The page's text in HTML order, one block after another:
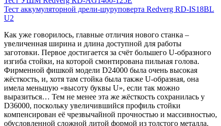
Тест аккумуляторной дрели-шуруповерта Redverg RD-IS18BL
U2
Как уже говорилось, главные отличия нового станка –
увеличенная ширина и длина доступной для работы
заготовки. Первое достигается за счёт большего U-образного
изгиба стойки, на которой смонтирована пильная голова.
Фирменной фишкой модели D24000 была очень высокая
жёсткость, и, хотя там стойка была также U-образная, она
имела меньшую «высоту буквы U», если так можно
выразиться… Тем не менее эта же жёсткость сохранилась у
D36000, поскольку увеличившийся профиль стойки
компенсирован её чрезвычайной прочностью и массивностью,
обусловленной сложной литой формой из толстого металла.